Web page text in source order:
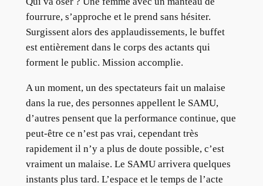
fourrure, s’approche et le prend sans hésiter.
Surgissent alors des applaudissements, le buffet
est entièrement dans le corps des actants qui
forment le public. Mission accomplie.
A un moment, un des spectateurs fait un malaise
dans la rue, des personnes appellent le SAMU,
d’autres pensent que la performance continue, que
peut-être ce n’est pas vrai, cependant très
rapidement il n’y a plus de doute possible, c’est
vraiment un malaise. Le SAMU arrivera quelques
instants plus tard. L’espace et le temps de l’acte